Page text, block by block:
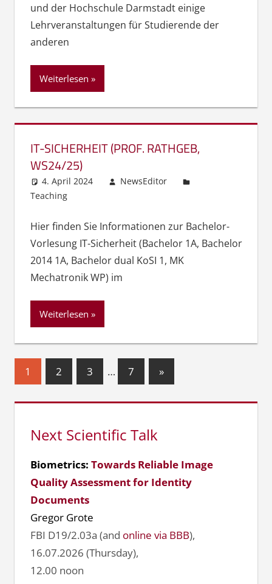
und der Hochschule Darmstadt einige
Lehrveranstaltungen für Studierende der
anderen
Weiterlesen
IT-SICHERHEIT (PROF. RATHGEB,
WS24/25)
4. April 2024
NewsEditor
Teaching
Hier finden Sie Informationen zur Bachelor-
Vorlesung IT-Sicherheit (Bachelor 1A, Bachelor
2014 1A, Bachelor dual KoSI 1, MK
Mechatronik WP) im
Weiterlesen
Seitennummerierung
1 2 3 … 7
Nächste
Beiträge
»
Next Scientific Talk
Biometrics: Towards Reliable Image
Quality Assessment for Identity
Documents
Gregor Grote
FBI D19/2.03a (and online via BBB),
16.07.2026 (Thursday),
12.00 noon